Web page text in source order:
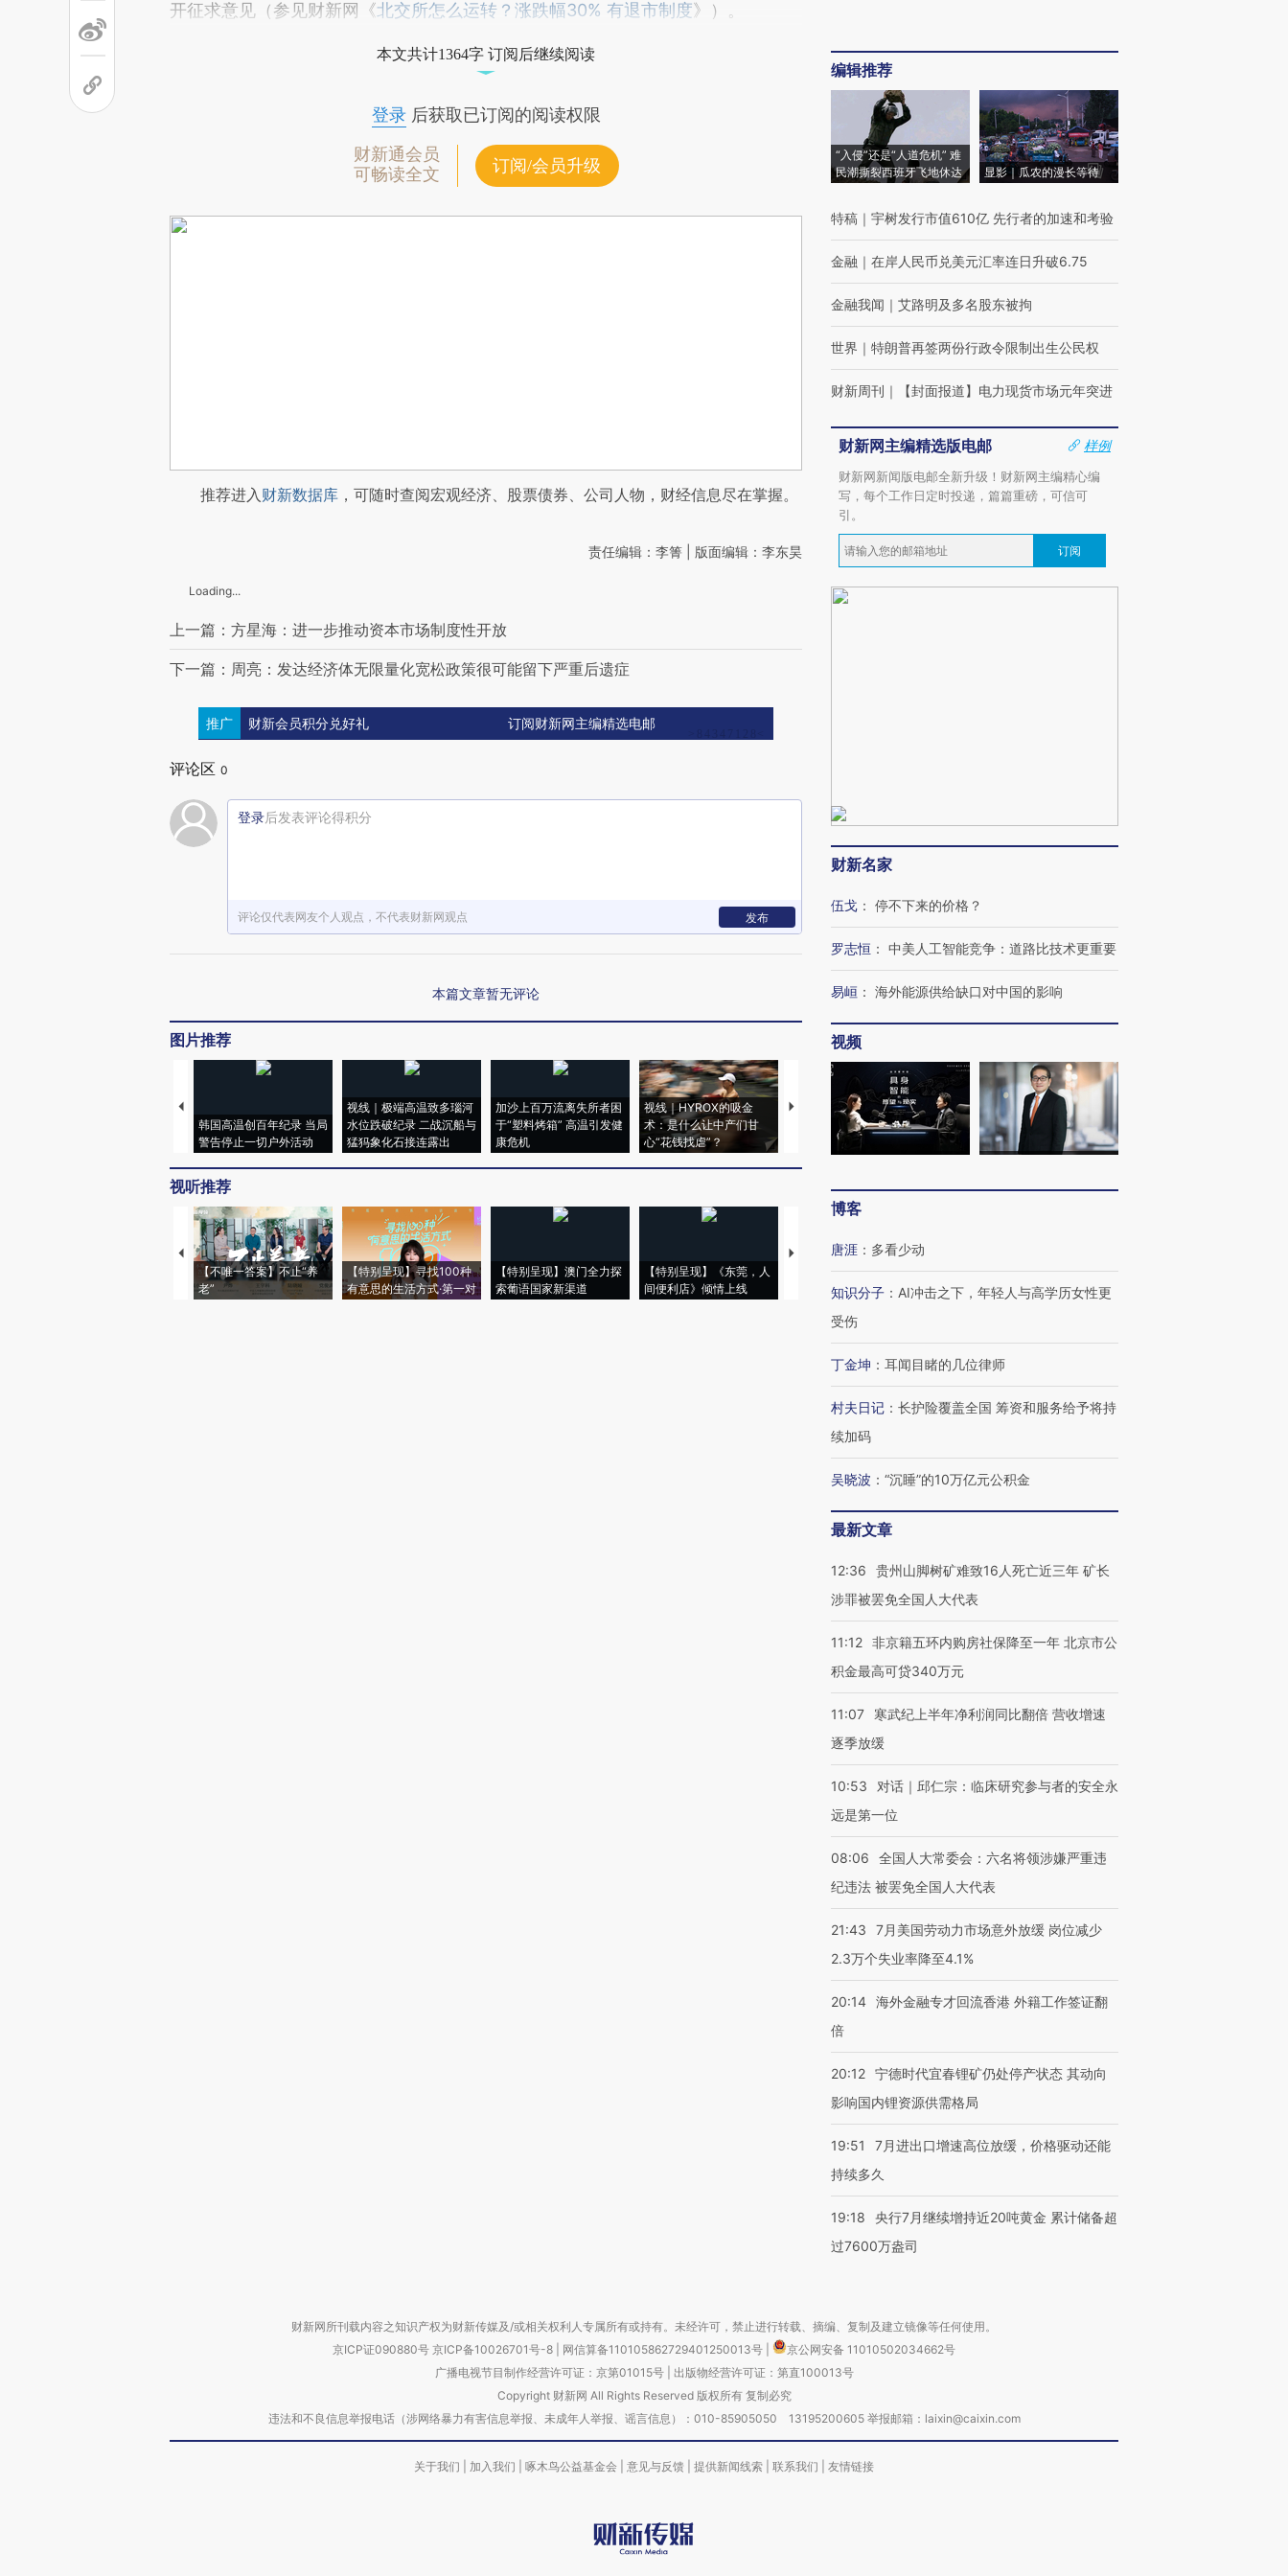
开征求意见（参见财新网《北交所怎么运转？涨跌幅30% 有退市制度》）。
本文共计1364字 订阅后继续阅读
登录后获取已订阅的阅读权限
财新通会员
可畅读全文
订阅/会员升级
推荐进入财新数据库 ，可随时查阅宏观经济、股票债券、公司人物，财经信息尽在掌握。
责任编辑：李箐 | 版面编辑：李东昊
Loading...
上一篇：方星海：进一步推动资本市场制度性开放
下一篇：周亮：发达经济体无限量化宽松政策很可能留下严重后遗症
推广 财新会员积分兑好礼 订阅财新网主编精选电邮
评论区 0
登录后发表评论得积分
评论仅代表网友个人观点，不代表财新网观点 发布
本篇文章暂无评论
图片推荐
韩国高温创百年纪录 当局
警告停止一切户外活动
视线｜极端高温致多瑙河
水位跌破纪录 二战沉船与
猛犸象化石接连露出
加沙上百万流离失所者困
于“塑料烤箱” 高温引发健
康危机
视线｜HYROX的吸金
术：是什么让中产们甘
心“花钱找虐”？
马航飞行员跨国走私7万
粒摇头丸 尿检体内含3种
视线｜被称为“蟑螂”的印
度Z世代 用街头抗争将教
育部长拱下台
机”？难民潮撕裂西班牙
飞地休达
视听推荐
【不唯一答案】不止“养
老”
【特别呈现】寻找100种
有意思的生活方式·第一对
【特别呈现】澳门全力探
索葡语国家新渠道
【特别呈现】《东莞，人
间便利店》倾情上线
【推广】走进第四届链博
会，让数智科技“链”接产
【特别呈现】寻找100种
有意思的生活方式·第三对
CFO：不靠规模取胜，华
住三大增长引擎是什么？
编辑推荐
“入侵”还是“人道危机” 难
民潮撕裂西班牙飞地休达
显影｜瓜农的漫长等待
特稿 ｜ 宇树发行市值610亿 先行者的加速和考验
金融 ｜ 在岸人民币兑美元汇率连日升破6.75
金融我闻 ｜ 艾路明及多名股东被拘
世界 ｜ 特朗普再签两份行政令限制出生公民权
财新周刊 ｜ 【封面报道】电力现货市场元年突进
财新网主编精选版电邮
样例
财新网新闻版电邮全新升级！财新网主编精心编
写，每个工作日定时投递，篇篇重磅，可信可
引。
订阅
财新名家
伍戈 ： 停不下来的价格？
罗志恒 ： 中美人工智能竞争：道路比技术更重要
易峘 ： 海外能源供给缺口对中国的影响
视频
博客
唐涯 ： 多看少动
知识分子 ： AI冲击之下，年轻人与高学历女性更
受伤
丁金坤 ： 耳闻目睹的几位律师
村夫日记 ： 长护险覆盖全国 筹资和服务给予将持
续加码
吴晓波 ： “沉睡”的10万亿元公积金
最新文章
12:36
贵州山脚树矿难致16人死亡近三年 矿长
涉罪被罢免全国人大代表
11:12 非京籍五环内购房社保降至一年 北京市公
积金最高可贷340万元
11:07
寒武纪上半年净利润同比翻倍 营收增速
逐季放缓
10:53
对话｜邱仁宗：临床研究参与者的安全永
远是第一位
08:06
全国人大常委会：六名将领涉嫌严重违
纪违法 被罢免全国人大代表
21:43
7月美国劳动力市场意外放缓 岗位减少
2.3万个失业率降至4.1%
20:14 海外金融专才回流香港 外籍工作签证翻
倍
20:12 宁德时代宜春锂矿仍处停产状态 其动向
影响国内锂资源供需格局
19:51
7月进出口增速高位放缓，价格驱动还能
持续多久
19:18
央行7月继续增持近20吨黄金 累计储备超
过7600万盎司
财新网所刊载内容之知识产权为财新传媒及/或相关权利人专属所有或持有。未经许可，禁止进行转载、摘编、复制及建立镜像等任何使用。
京ICP证090880号 京ICP备10026701号-8 网信算备110105862729401250013号
京公网安备 11010502034662号
广播电视节目制作经营许可证：京第01015号| 出版物经营许可证：第直100013号
Copyright 财新网 All Rights Reserved 版权所有 复制必究
违法和不良信息举报电话（涉网络暴力有害信息举报、未成年人举报、谣言信息）：010-85905050 13195200605 举报邮箱：laixin@caixin.com
关于我们 加入我们 啄木鸟公益基金会 意见与反馈 提供新闻线索 联系我们 友情链接